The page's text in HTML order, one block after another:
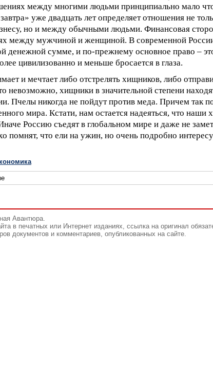
между многими людьми принципиально мало
уже двадцать лет определяет отношения не
но и между обычными людьми. Финансовая
между мужчиной и женщиной. В современной России
денежной сумме, и по-прежнему основное право –
цивилизованно и меньше бросается в глаза.
и мечтает либо отстрелять хищников, либо
невозможно, хищники в значительной степени
Пчелы никогда не пойдут против меда. Причем так
мира. Кстати, нам остается надеяться, что наши
Россию съедят в глобальном мире и даже не
помнят, что ели на ужин, но очень подробно
Авантюра.
в печатных или Интернет изданиях, ссылка на оригинал
документов и комментариев, опубликованных на сайте.